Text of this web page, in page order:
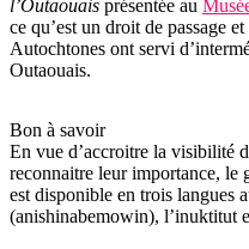
l’Outaouais présentée au
ce qu’est un droit de passage
Autochtones ont servi
Outaouais.
Bon à savoir
En vue d’accroitre la visibilité
reconnaitre leur importance, le
est disponible en trois langues
(anishinabemowin), l’inuktitut